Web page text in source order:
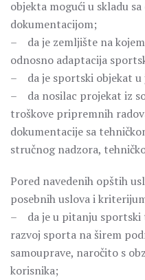
objekta mogući u skladu
dokumentacijom;
– da je zemljište na
odnosno adaptacija
– da je sportski objekat u
– da nosilac projekat iz
troškove pripremnih
dokumentacije sa
stručnog nadzora,
Pored navedenih opštih
posebnih uslova i
– da je u pitanju sportski
razvoj sporta na širem
samouprave, naročito s
korisnika;